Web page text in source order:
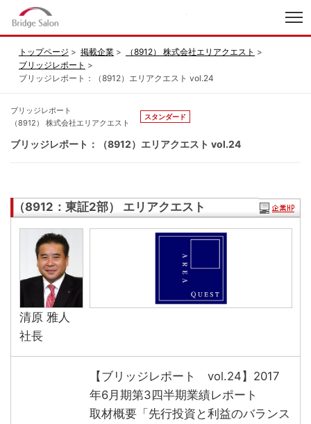
トップページ 掲載企業
（8912） 株式会社エリアクエスト
ブリッジレポート
ブリッジレポート：（8912）エリアクエスト vol.24
ブリッジレポート
（8912） 株式会社エリアクエスト
スタンダード
ブリッジレポート：（8912）エリアクエスト vol.24
（8912：東証2部） エリアクエスト
清原 雅人
社長
【ブリッジレポート vol.24】2017
年6月期第3四半期業績レポート
取材概要「先行投資と利益のバランス